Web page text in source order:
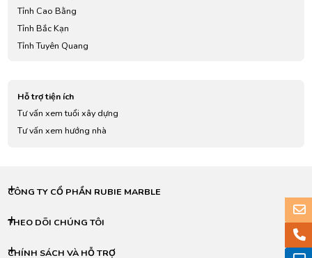
Tỉnh Cao Bằng
Tỉnh Bắc Kạn
Tỉnh Tuyên Quang
Tỉnh Lai Châu
Tỉnh Sơn La
Tỉnh Yên Bái
Tỉnh Lạng Sơn
Tỉnh Bắc Giang
Hỗ trợ tiện ích
Tư vấn xem tuổi xây dựng
Tư vấn xem hướng nhà
CÔNG TY CỔ PHẦN RUBIE MARBLE
THEO DÕI CHÚNG TÔI
CHÍNH SÁCH VÀ HỖ TRỢ